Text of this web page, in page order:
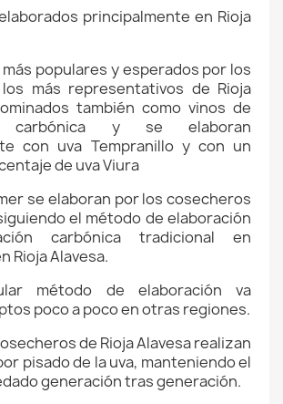
principalmente en Rioja
populares y esperados por los
más representativos de Rioja
también como vinos de
carbónica y se elaboran
con uva Tempranillo y con un
de uva Viura
se elaboran por los cosecheros
el método de elaboración
carbónica tradicional en
Rioja Alavesa.
método de elaboración va
poco a poco en otras regiones.
de Rioja Alavesa realizan
pisado de la uva, manteniendo el
generación tras generación.